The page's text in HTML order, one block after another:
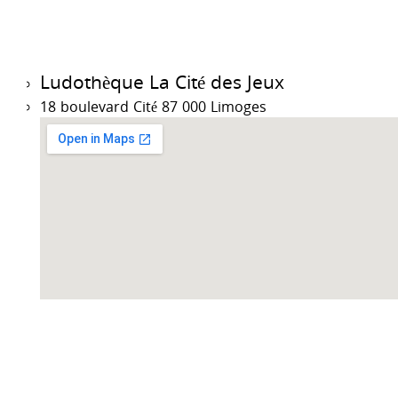
Ludothèque La Cité des Jeux
18 boulevard Cité 87 000 Limoges